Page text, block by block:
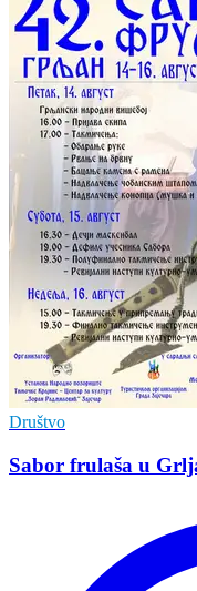
Društvo
Sabor frulaša u